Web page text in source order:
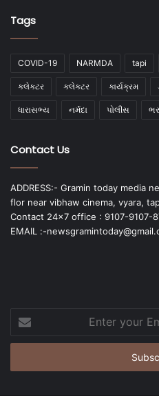
Tags
COVID-19 NARMDA tapi
કલેકટર કલેક્ટર કાર્યક્રમ
ધારાસભ્ય નર્મદા પોલીસ
Contact Us
ADDRESS:- Gramin today media
flor near vibhaw cinema, vyara,
Contact 24x7 office : 9107-9107-
EMAIL :-
your
Email